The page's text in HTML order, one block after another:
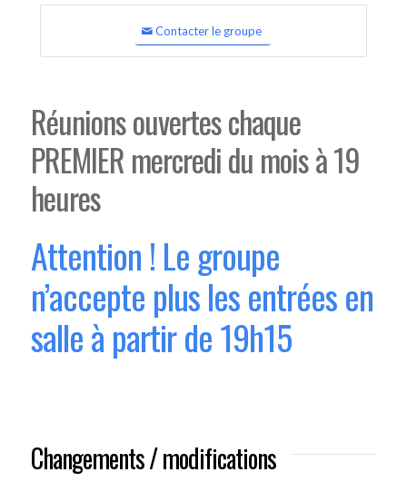
Contacter le groupe
Réunions ouvertes chaque
PREMIER mercredi du mois à 19
heures
Attention ! Le groupe
n’accepte plus les entrées en
salle à partir de 19h15
Changements / modifications